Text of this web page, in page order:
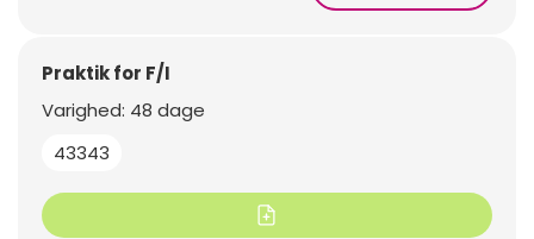
Praktik for F/I
43343
Varighed: 48 dage